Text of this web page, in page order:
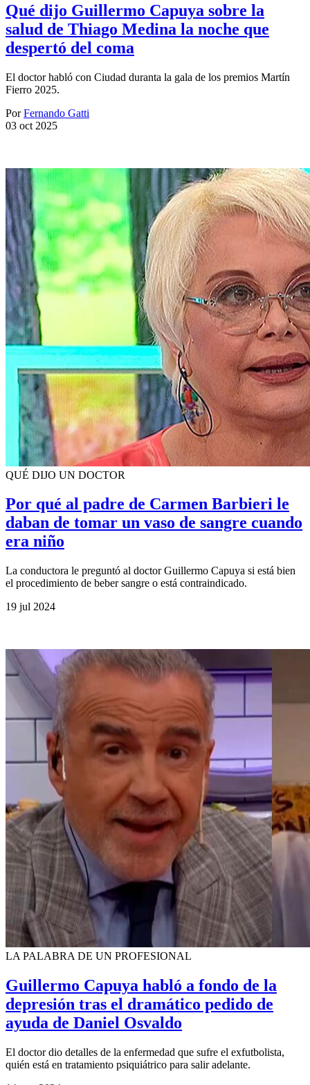
Qué dijo Guillermo Capuya sobre la
salud de Thiago Medina la noche que
despertó del coma
El doctor habló con Ciudad duranta la gala de los premios Martín
Fierro 2025.
PorFernando Gatti
03 oct 2025
QUÉ DIJO UN DOCTOR
Por qué al padre de Carmen Barbieri le
daban de tomar un vaso de sangre cuando
era niño
La conductora le preguntó al doctor Guillermo Capuya si está bien
el procedimiento de beber sangre o está contraindicado.
19 jul 2024
LA PALABRA DE UN PROFESIONAL
Guillermo Capuya habló a fondo de la
depresión tras el dramático pedido de
ayuda de Daniel Osvaldo
El doctor dio detalles de la enfermedad que sufre el exfutbolista,
quién está en tratamiento psiquiátrico para salir adelante.